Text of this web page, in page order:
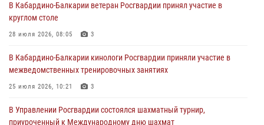
Российской Федерации
01 августа 2026, 09:42
мировой войне 1914-1918 годов
поздравил специалистов подразделений тыла с профессиональным
В Кабардино-Балкарии ветеран Росгвардии принял участие в
круглом столе
28 июля 2026, 08:05 3
В Кабардино-Балкарии кинологи Росгвардии приняли участие в
межведомственных тренировочных занятиях
25 июля 2026, 10:21 3
В Управлении Росгвардии состоялся шахматный турнир,
приуроченный к Международному дню шахмат